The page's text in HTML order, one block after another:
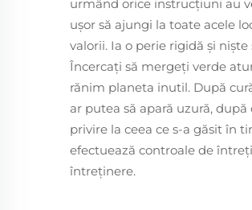
urmând orice instrucţiuni au
ușor să ajungi la toate acele
valorii. Ia o perie rigidă şi
Încercați să mergeți verde
rănim planeta inutil. După
ar putea să apară uzură,
privire la ceea ce s-a găsit în
efectuează controale de
întreţinere.